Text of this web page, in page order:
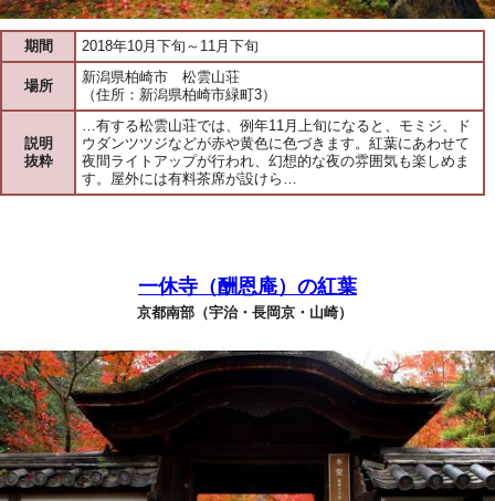
期間 2018年10月下旬～11月下旬
場所
新潟県柏崎市 松雲山荘
（住所：新潟県柏崎市緑町3）
説明
抜粋
…有する松雲山荘では、例年11月上旬になると、モミジ、ド
ウダンツツジなどが赤や黄色に色づきます。紅葉にあわせて
夜間ライトアップが行われ、幻想的な夜の雰囲気も楽しめま
す。屋外には有料茶席が設けら…
一休寺（酬恩庵）の紅葉
京都南部（宇治・長岡京・山崎）